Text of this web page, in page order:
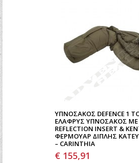
ΥΠΝΌΣΑΚΟΣ DEFENCE 1
ΕΛΑΦΡΎΣ ΥΠΝΌΣΑΚΟΣ ΜΕ
REFLECTION INSERT &
ΦΕΡΜΟΥΆΡ ΔΙΠΛΉΣ
– CARINTHIA
€ 155,91